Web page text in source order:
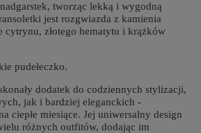
tworząc lekką i wygodną
jest rozgwiazda z kamienia
złotego hematytu i krążków
pudełeczko.
dodatek do codziennych stylizacji,
jak i bardziej eleganckich -
ciepłe miesiące. Jej uniwersalny design
różnych outfitów, dodając im